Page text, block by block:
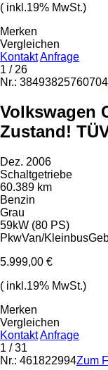
( inkl.19% MwSt.)
Merken
Vergleichen
KontaktAnfrage
1 / 26
Nr.: 38493825760704
Volkswagen
Zustand!
Dez. 2006
Schaltgetriebe
60.389 km
Benzin
Grau
59kW (80 PS)
PkwVan/Kleinbus
5.999,00 €
( inkl.19% MwSt.)
Merken
Vergleichen
KontaktAnfrage
1 / 31
Nr.: 461822994Zum